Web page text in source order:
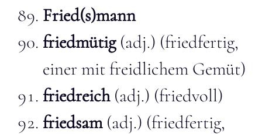
Fried(s)mann
friedmütig(adj.) (friedfertig,
einer mit freidlichem Gemüt)
friedreich(adj.) (friedvoll)
friedsam(adj.) (friedfertig,